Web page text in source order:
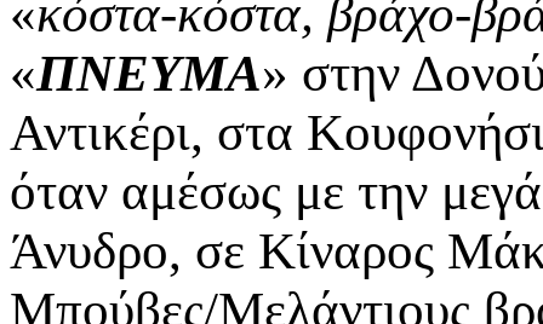
«κόστα-κόστα, βράχο-
«ΠΝΕΥΜΑ» στην
Αντικέρι, στα
όταν αμέσως με την
Άνυδρο, σε Κίναρος
Μπούβες/Μελάντιους